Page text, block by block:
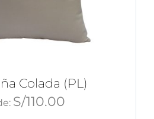
Colada (PL)
S/110.00